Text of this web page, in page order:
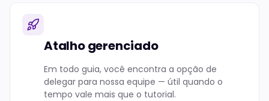
Atalho gerenciado
Em todo guia, você encontra a opção de
delegar para nossa equipe — útil quando o
tempo vale mais que o tutorial.